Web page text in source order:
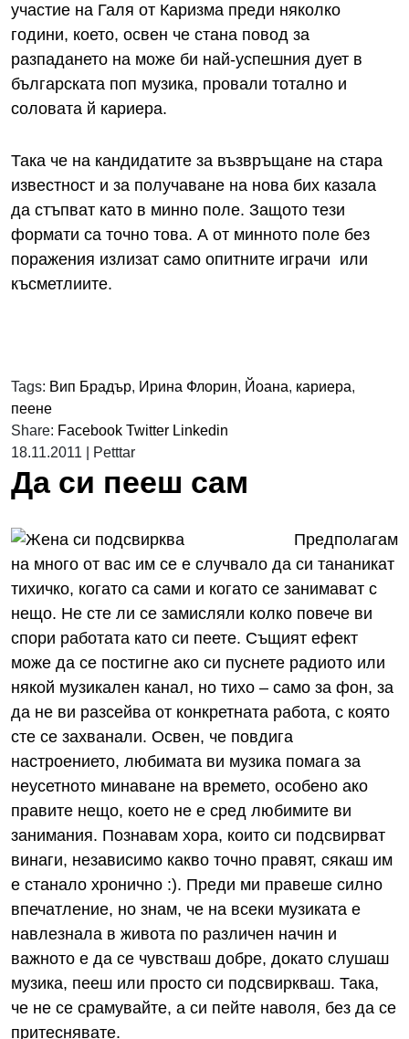
участие на Галя от Каризма преди няколко
години, което, освен че стана повод за
разпадането на може би най-успешния дует в
българската поп музика, провали тотално и
соловата й кариера.
Така че на кандидатите за възвръщане на стара
известност и за получаване на нова бих казала
да стъпват като в минно поле. Защото тези
формати са точно това. А от минното поле без
поражения излизат само опитните играчи или
късметлиите.
Tags: Вип Брадър, Ирина Флорин, Йоана, кариера,
пеене
Share: Facebook Twitter Linkedin
18.11.2011
Petttar
Да си пееш сам
Предполагам
на много от вас им се е случвало да си тананикат
тихичко, когато са сами и когато се занимават с
нещо. Не сте ли се замисляли колко повече ви
спори работата като си пеете. Същият ефект
може да се постигне ако си пуснете радиото или
някой музикален канал, но тихо – само за фон, за
да не ви разсейва от конкретната работа, с която
сте се захванали. Освен, че повдига
настроението, любимата ви музика помага за
неусетното минаване на времето, особено ако
правите нещо, което не е сред любимите ви
занимания. Познавам хора, които си подсвирват
винаги, независимо какво точно правят, сякаш им
е станало хронично :). Преди ми правеше силно
впечатление, но знам, че на всеки музиката е
навлезнала в живота по различен начин и
важното е да се чувстваш добре, докато слушаш
музика, пееш или просто си подсвиркваш. Така,
че не се срамувайте, а си пейте наволя, без да се
притеснявате.